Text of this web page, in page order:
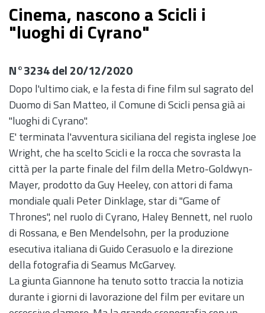
Cinema, nascono a Scicli i
"luoghi di Cyrano"
N°3234 del 20/12/2020
Dopo l'ultimo ciak, e la festa di fine film sul sagrato del
Duomo di San Matteo, il Comune di Scicli pensa già ai
"luoghi di Cyrano".
E' terminata l'avventura siciliana del regista inglese Joe
Wright, che ha scelto Scicli e la rocca che sovrasta la
città per la parte finale del film della Metro-Goldwyn-
Mayer, prodotto da Guy Heeley, con attori di fama
mondiale quali Peter Dinklage, star di "Game of
Thrones", nel ruolo di Cyrano, Haley Bennett, nel ruolo
di Rossana, e Ben Mendelsohn, per la produzione
esecutiva italiana di Guido Cerasuolo e la direzione
della fotografia di Seamus McGarvey.
La giunta Giannone ha tenuto sotto traccia la notizia
durante i giorni di lavorazione del film per evitare un